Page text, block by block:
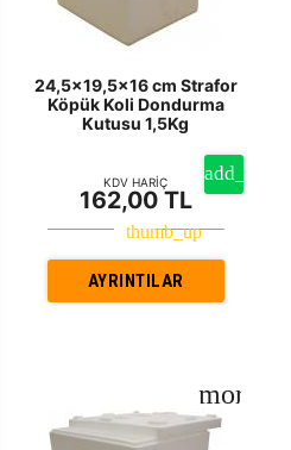
24,5x19,5x16 cm Strafor
Köpük Koli Dondurma
Kutusu 1,5Kg
KDV HARİÇ
162,00 TL
AYRINTILAR